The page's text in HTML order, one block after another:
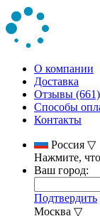
О компании
Доставка
Отзывы (661)
Способы
Контакты
Россия ▽
Нажмите,
Ваш город:
Подтвердить
Москва ▽